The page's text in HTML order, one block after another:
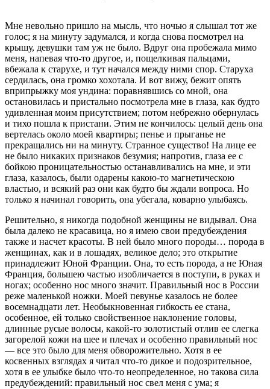
Мне невольно пришло на мысль, что ночью я слышал тот же
голос; я на минуту задумался, и когда снова посмотрел на
крышу, девушки там уж не было. Вдруг она пробежала мимо
меня, напевая что-то другое, и, пощелкивая пальцами,
вбежала к старухе, и тут начался между ними спор. Старуха
сердилась, она громко хохотала. И вот вижу, бежит опять
вприпрыжку моя ундина: поравнявшись со мной, она
остановилась и пристально посмотрела мне в глаза, как будто
удивленная моим присутствием; потом небрежно обернулась
и тихо пошла к пристани. Этим не кончилось: целый день она
вертелась около моей квартиры; пенье и прыганье не
прекращались ни на минуту. Странное существо! На лице ее
не было никаких признаков безумия; напротив, глаза ее с
бойкою проницательностью останавливались на мне, и эти
глаза, казалось, были одарены какою-то магнетическою
властью, и всякий раз они как будто бы ждали вопроса. Но
только я начинал говорить, она убегала, коварно улыбаясь.
Решительно, я никогда подобной женщины не видывал. Она
была далеко не красавица, но я имею свои предубеждения
также и насчет красоты. В ней было много породы… порода в
женщинах, как и в лошадях, великое дело; это открытие
принадлежит Юной Франции. Она, то есть порода, а не Юная
Франция, большею частью изобличается в поступи, в руках и
ногах; особенно нос много значит. Правильный нос в России
реже маленькой ножки. Моей певунье казалось не более
восемнадцати лет. Необыкновенная гибкость ее стана,
особенное, ей только свойственное наклонение головы,
длинные русые волосы, какой-то золотистый отлив ее слегка
загорелой кожи на шее и плечах и особенно правильный нос
— все это было для меня обворожительно. Хотя в ее
косвенных взглядах я читал что-то дикое и подозрительное,
хотя в ее улыбке было что-то неопределенное, но такова сила
предубеждений: правильный нос свел меня с ума; я